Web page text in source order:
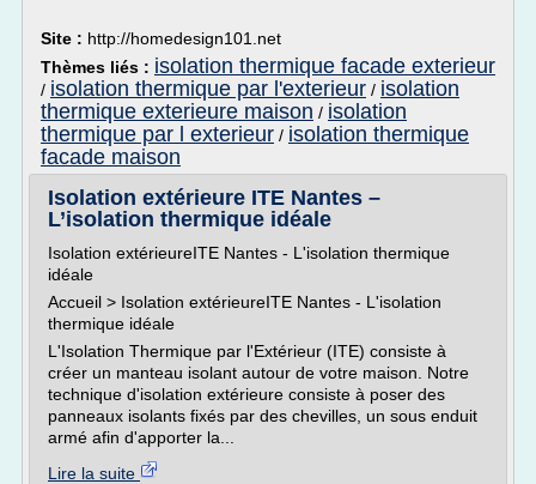
Site : http://homedesign101.net
Thèmes liés : isolation thermique facade exterieur
/ isolation thermique par l'exterieur / isolation
thermique exterieure maison / isolation
thermique par l exterieur / isolation thermique
facade maison
Isolation extérieure ITE Nantes –
L’isolation thermique idéale
Isolation extérieureITE Nantes - L'isolation thermique
idéale
Accueil > Isolation extérieureITE Nantes - L'isolation
thermique idéale
L'Isolation Thermique par l'Extérieur (ITE) consiste à
créer un manteau isolant autour de votre maison. Notre
technique d'isolation extérieure consiste à poser des
panneaux isolants fixés par des chevilles, un sous enduit
armé afin d'apporter la...
Lire la suite